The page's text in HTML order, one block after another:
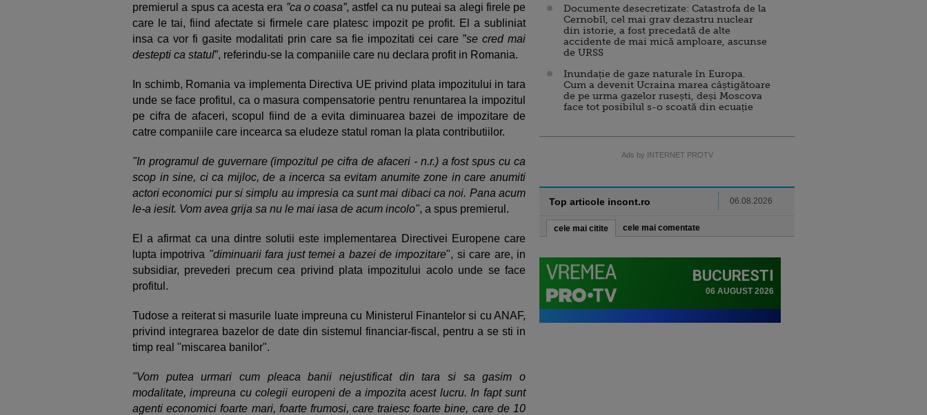
premierul a spus ca acesta era ”ca o coasa”, astfel ca nu puteai sa alegi firele pe
care le tai, fiind afectate si firmele care platesc impozit pe profit. El a subliniat
insa ca vor fi gasite modalitati prin care sa fie impozitati cei care ”se cred mai
destepti ca statul”, referindu-se la companiile care nu declara profit in Romania.
In schimb, Romania va implementa Directiva UE privind plata impozitului in tara
unde se face profitul, ca o masura compensatorie pentru renuntarea la impozitul
pe cifra de afaceri, scopul fiind de a evita diminuarea bazei de impozitare de
catre companiile care incearca sa eludeze statul roman la plata contributiilor.
"In programul de guvernare (impozitul pe cifra de afaceri - n.r.) a fost spus cu ca
scop in sine, ci ca mijloc, de a incerca sa evitam anumite zone in care anumiti
actori economici pur si simplu au impresia ca sunt mai dibaci ca noi. Pana acum
le-a iesit. Vom avea grija sa nu le mai iasa de acum incolo", a spus premierul.
El a afirmat ca una dintre solutii este implementarea Directivei Europene care
lupta impotriva "diminuarii fara just temei a bazei de impozitare", si care are, in
subsidiar, prevederi precum cea privind plata impozitului acolo unde se face
profitul.
Tudose a reiterat si masurile luate impreuna cu Ministerul Finantelor si cu ANAF,
privind integrarea bazelor de date din sistemul financiar-fiscal, pentru a se sti in
timp real "miscarea banilor".
"Vom putea urmari cum pleaca banii nejustificat din tara si sa gasim o
modalitate, impreuna cu colegii europeni de a impozita acest lucru. In fapt sunt
agenti economici foarte mari, foarte frumosi, care traiesc foarte bine, care de 10
Documente desecretizate: Catastrofa de la
Cernobîl, cel mai grav dezastru nuclear
din istorie, a fost precedată de alte
accidente de mai mică amploare, ascunse
de URSS
Inundație de gaze naturale în Europa.
Cum a devenit Ucraina marea câștigătoare
de pe urma gazelor rusești, deși Moscova
face tot posibilul s-o scoată din ecuație
Ads by INTERNET PROTV
Top articole incont.ro 06.08.2026
cele mai citite cele mai comentate